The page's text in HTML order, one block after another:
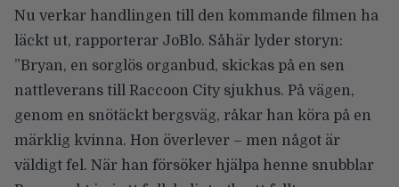
Nu verkar handlingen till den kommande filmen ha
läckt ut, rapporterar JoBlo. Såhär lyder storyn:
”Bryan, en sorglös organbud, skickas på en sen
nattleverans till Raccoon City sjukhus. På vägen,
genom en snötäckt bergsväg, råkar han köra på en
märklig kvinna. Hon överlever – men något är
väldigt fel. När han försöker hjälpa henne snubblar